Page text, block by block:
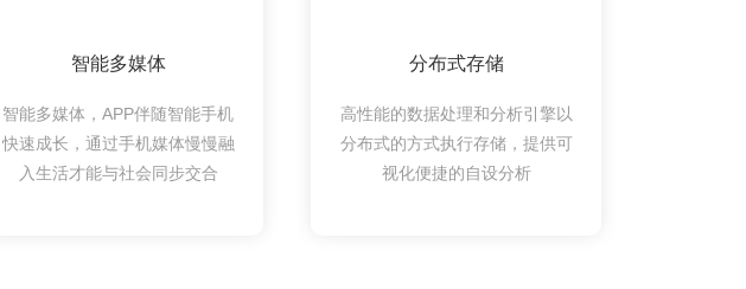
智能多媒体
智能多媒体，APP伴随智能手机
快速成长，通过手机媒体慢慢融
入生活才能与社会同步交合
分布式存储
高性能的数据处理和分析引擎以
分布式的方式执行存储，提供可
视化便捷的自设分析